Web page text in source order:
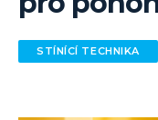
STÍNÍCÍ TECHNIKA